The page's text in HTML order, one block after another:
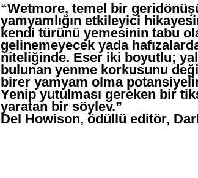
“Wetmore, temel bir
yamyamlığın etkileyici
kendi türünü yemesinin tabu
gelinemeyecek yada
niteliğinde. Eser iki boyutlu;
bulunan yenme korkusunu
birer yamyam olma
Yenip yutulması gereken bir
yaratan bir söylev.”
Del Howison, ödüllü editör,